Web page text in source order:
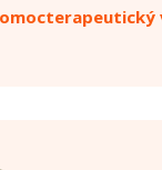
terapeutický